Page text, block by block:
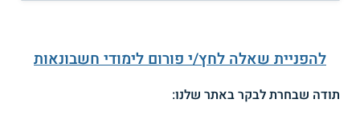
להפניית שאלה לחץ/י פורום לימודי חשבונאות
תודה שבחרת לבקר באתר שלנו: